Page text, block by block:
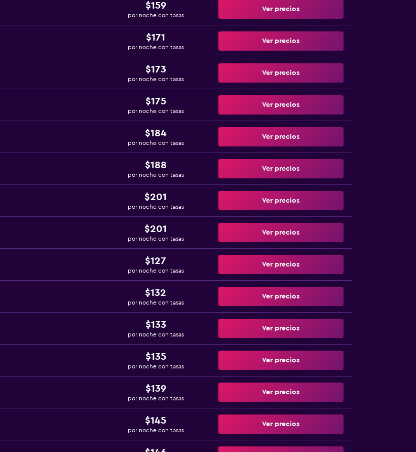
$159
por noche con tasas
Ver precios
$171
por noche con tasas
Ver precios
$173
por noche con tasas
Ver precios
$175
por noche con tasas
Ver precios
$184
por noche con tasas
Ver precios
$188
por noche con tasas
Ver precios
$201
por noche con tasas
Ver precios
$201
por noche con tasas
Ver precios
$127
por noche con tasas
Ver precios
$132
por noche con tasas
Ver precios
$133
por noche con tasas
Ver precios
$135
por noche con tasas
Ver precios
$139
por noche con tasas
Ver precios
$145
por noche con tasas
Ver precios